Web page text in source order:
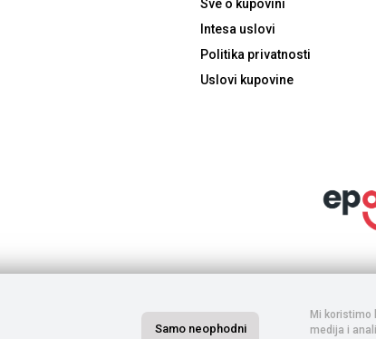
Sve o kupovini
Intesa uslovi
Politika privatnosti
Uslovi kupovine
Komercijalista će kontaktirati s Vama posle izvršene porudžbine,
a sve u cilju Vaše lakše kupovine. Ne garantujemo za potpunu
kakva dilema u vezi sa procesom kupovine.
Samo neophodni
Mi koristimo
medija i